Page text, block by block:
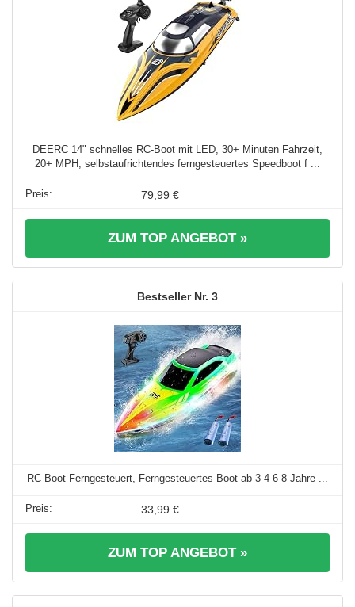
DEERC 14" schnelles RC-Boot mit LED, 30+ Minuten Fahrzeit,
20+ MPH, selbstaufrichtendes ferngesteuertes Speedboot f ...
79,99 €
ZUM TOP ANGEBOT »
3
RC Boot Ferngesteuert, Ferngesteuertes Boot ab 3 4 6 8 Jahre ...
33,99 €
ZUM TOP ANGEBOT »